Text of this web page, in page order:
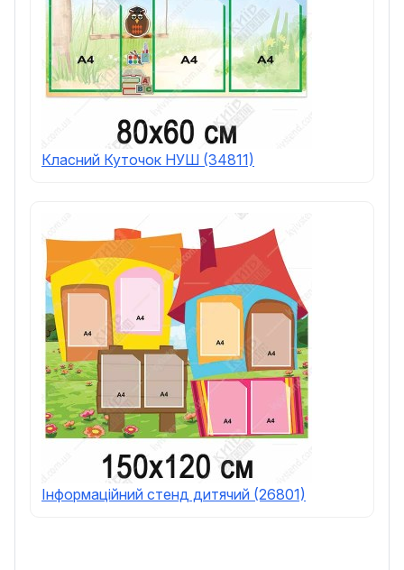
Класний Куточок НУШ (34811)
Інформаційний стенд дитячий (26801)